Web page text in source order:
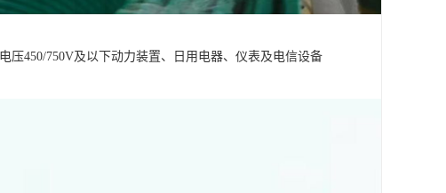
450/750V及以下动力装置、日用电器、仪表及电信设备